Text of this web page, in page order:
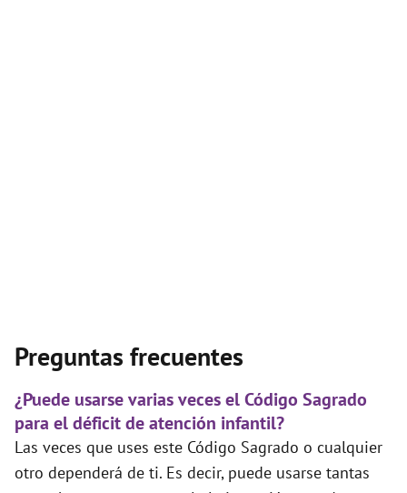
Preguntas frecuentes
¿Puede usarse varias veces el Código Sagrado
para el déficit de atención infantil?
Las veces que uses este Código Sagrado o cualquier
otro dependerá de ti. Es decir, puede usarse tantas